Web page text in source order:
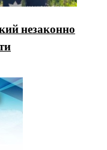
незаконно